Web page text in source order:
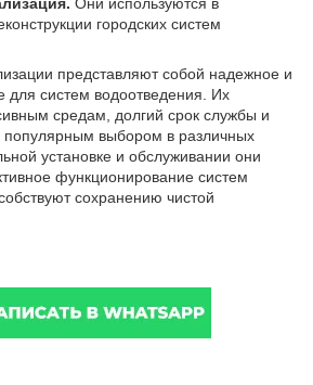
Они используются в
городских систем
представляют собой надежное и
для систем водоотведения. Их
средам, долгий срок службы и
популярным выбором в различных
установке и обслуживании они
функционирование систем
сохранению чистой